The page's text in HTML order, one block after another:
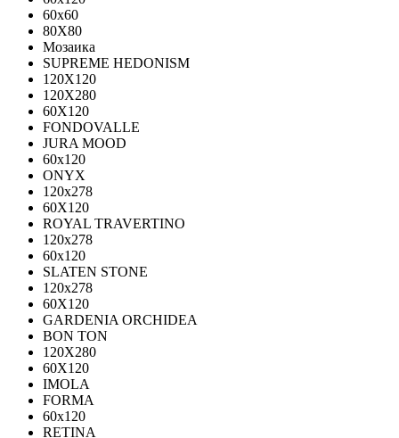
60x60
80X80
Мозаика
SUPREME HEDONISM
120X120
120X280
60X120
FONDOVALLE
JURA MOOD
60х120
ONYX
120х278
60X120
ROYAL TRAVERTINO
120х278
60х120
SLATEN STONE
120х278
60X120
GARDENIA ORCHIDEA
BON TON
120X280
60X120
IMOLA
FORMA
60x120
RETINA